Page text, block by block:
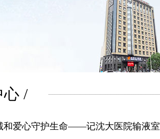
心 /
和爱心守护生命——记沈大医院输液室